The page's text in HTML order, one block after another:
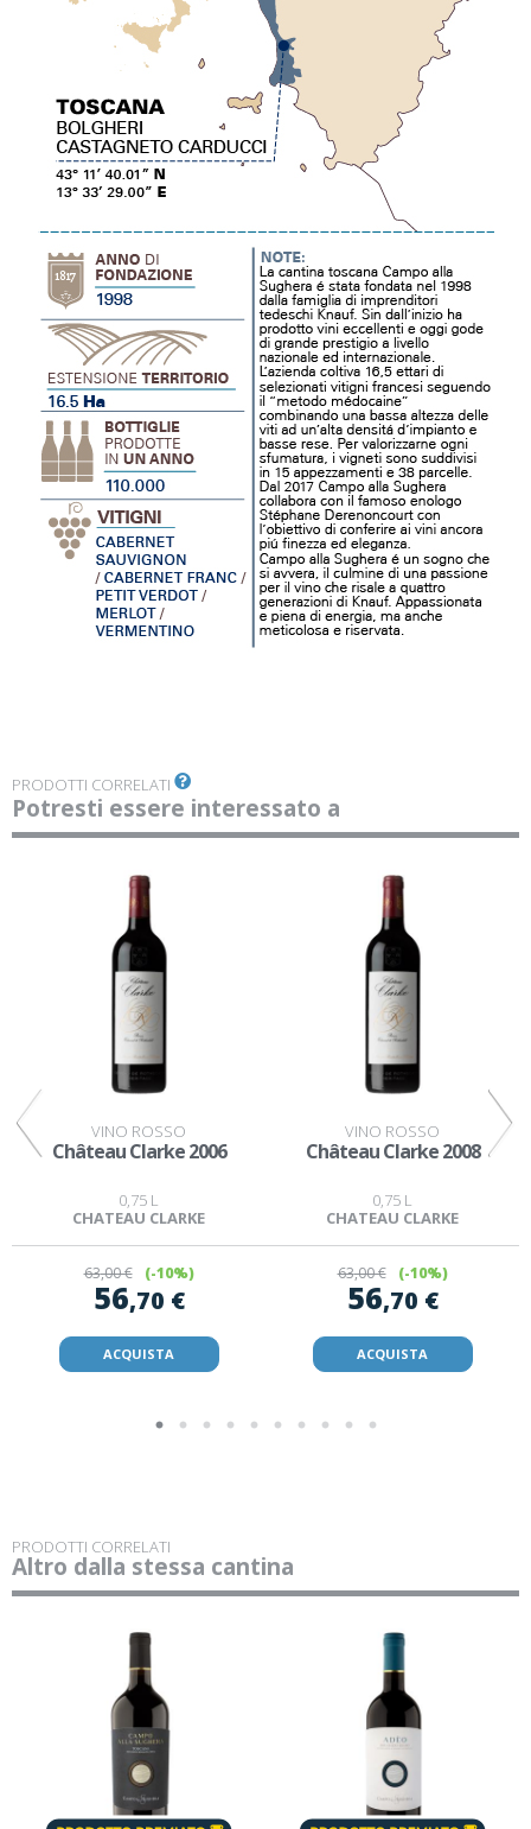
PRODOTTI CORRELATI
Potresti essere interessato a
VINO ROSSO
Château Clarke 2006
0,75 L
CHATEAU CLARKE
63,00 € (-10%)
56,70 €
ACQUISTA
VINO ROSSO
Château Clarke 2008
0,75 L
CHATEAU CLARKE
63,00 € (-10%)
56,70 €
ACQUISTA
PRODOTTI CORRELATI
Altro dalla stessa cantina